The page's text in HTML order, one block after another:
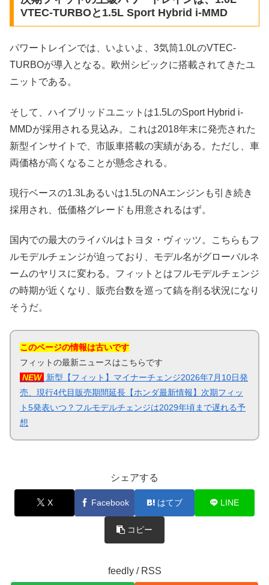
VTEC-TURBOと1.5L Sport Hybrid i-MMD
パワートレインでは、いよいよ、3気筒1.0LのVTEC-
TURBOが導入となる。欧州シビックに搭載されてきたユ
ニットである。
そして、ハイブリッドユニットは1.5LのSport Hybrid i-
MMDが採用される見込み。これは2018年末に発売された
新型インサイトで、市販車搭載の実績がある。ただし、車
両価格が高くなることが懸念される。
現行ベースの1.3Lあるいは1.5LのNAエンジンも引き続き
採用され、低価格グレードも用意されるはず。
国内での最大のライバルはトヨタ・ヴィッツ。こちらもフ
ルモデルチェンジが迫っており、モデル名がグローバルネ
ームのヤリスに変わる。フィットとはフルモデルチェンジ
の時期が近くなり、販売台数を巡って鎬を削る状況になり
そうだ。
このページの情報は古いです
フィットの最新ニュースはこちらです
NEW 新型【フィット】マイナーチェンジ2026年7月10日発
売、現行4代目販売期間延長【ホンダ最新情報】次期フィッ
ト5発表いつ？フルモデルチェンジは2029年頃まで遅れる予
想
シェアする
X Facebook はてブ LINE
コピー
feedly / RSS